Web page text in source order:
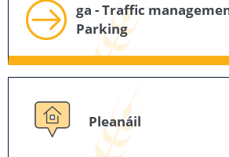
ga - Traffic
Parking
Pleanáil